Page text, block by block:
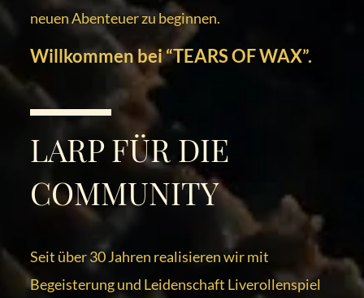
neuen Abenteuer zu beginnen.
Willkommen bei “TEARS OF WAX”.
LARP FÜR DIE
COMMUNITY
Seit über 30 Jahren realisieren wir mit
Begeisterung und Leidenschaft Liverollenspiel